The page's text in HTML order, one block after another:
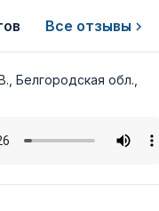
Все отзывы
Белгородская обл.,